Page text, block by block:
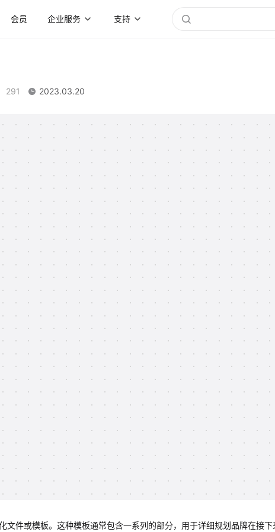
会员 企业服务 支持
291 2023.03.20
文件或模板。这种模板通常包含一系列的部分，用于详细规划品牌在接下